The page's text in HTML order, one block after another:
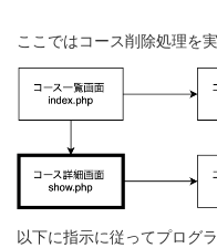
ここではコース削除処理を実
以下に指示に従ってプログ